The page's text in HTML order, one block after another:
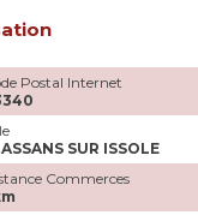
Postal Internet
SUR ISSOLE
Commerces